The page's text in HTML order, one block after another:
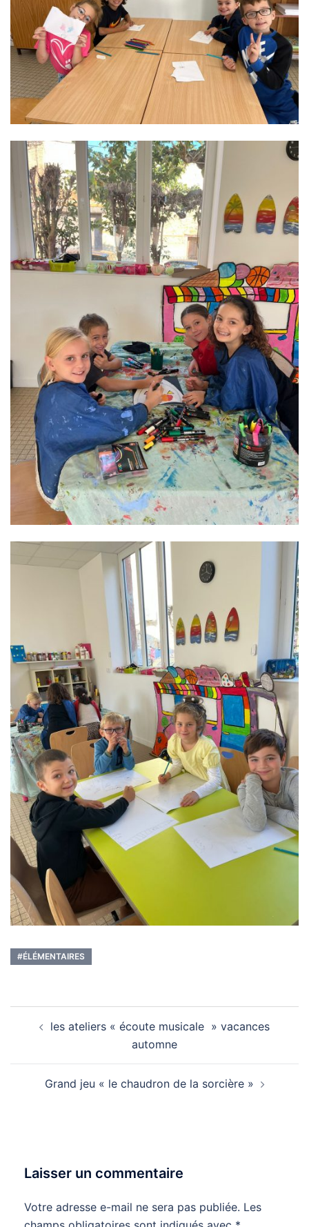
#ÉLÉMENTAIRES
d’articleles ateliers « écoute musicale » vacances
automne
Grand jeu « le chaudron de la sorcière »
Laisser un commentaire
Votre adresse e-mail ne sera pas publiée. Les